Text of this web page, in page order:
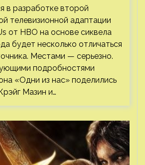
в разработке второй
телевизионной адаптации
от HBO на основе сиквела
будет несколько отличаться
Местами — серьезно.
подробностями
«Одни из нас» поделились
Мазин и…